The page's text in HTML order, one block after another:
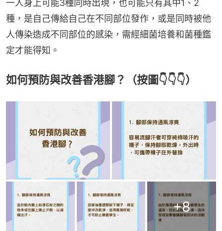
一人身上可能3種同時出現，也可能只有其中1、2
種，是自己傳給自己在不同部位發作，或是同時被他
人傳染造成不同部位的感染，需經細菌培養和菌種鑑
定才能得知。
如何預防與改善香港腳？（按圖👇👇👇）
+8